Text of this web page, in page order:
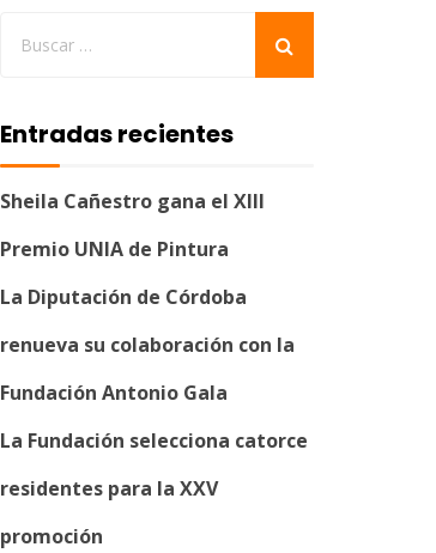
Entradas recientes
Sheila Cañestro gana el XIII
Premio UNIA de Pintura
La Diputación de Córdoba
renueva su colaboración con la
Fundación Antonio Gala
La Fundación selecciona catorce
residentes para la XXV
promoción